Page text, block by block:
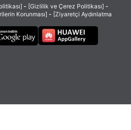
- [Gizlilik ve Çerez Politikası] -
Korunması] - [Ziyaretçi Aydınlatma